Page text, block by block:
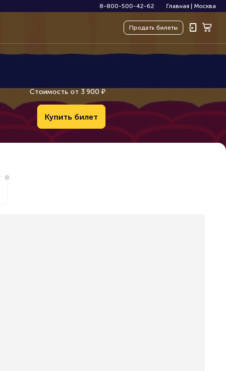
8-800-500-42-62 Главная Москва
Продать билеты
Стоимость от 3900 ₽
Купить билет